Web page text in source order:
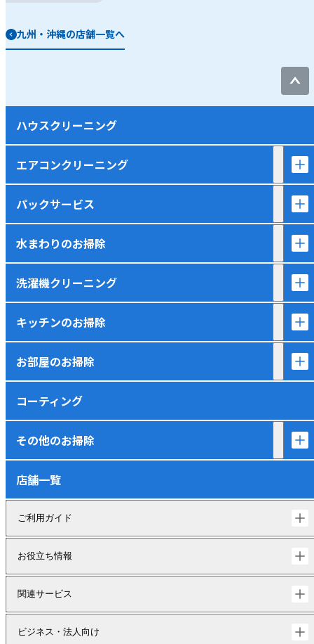
九州・沖縄の店舗一覧へ
ハウスクリーニング
エアコンクリーニング
パックサービス
水まわりのお掃除
洗濯機クリーニング
キッチンのお掃除
お部屋のお掃除
コーティング
その他のお掃除
店舗一覧
ご利用ガイド
お役立ち情報
関連サービス
ビジネス・法人向け